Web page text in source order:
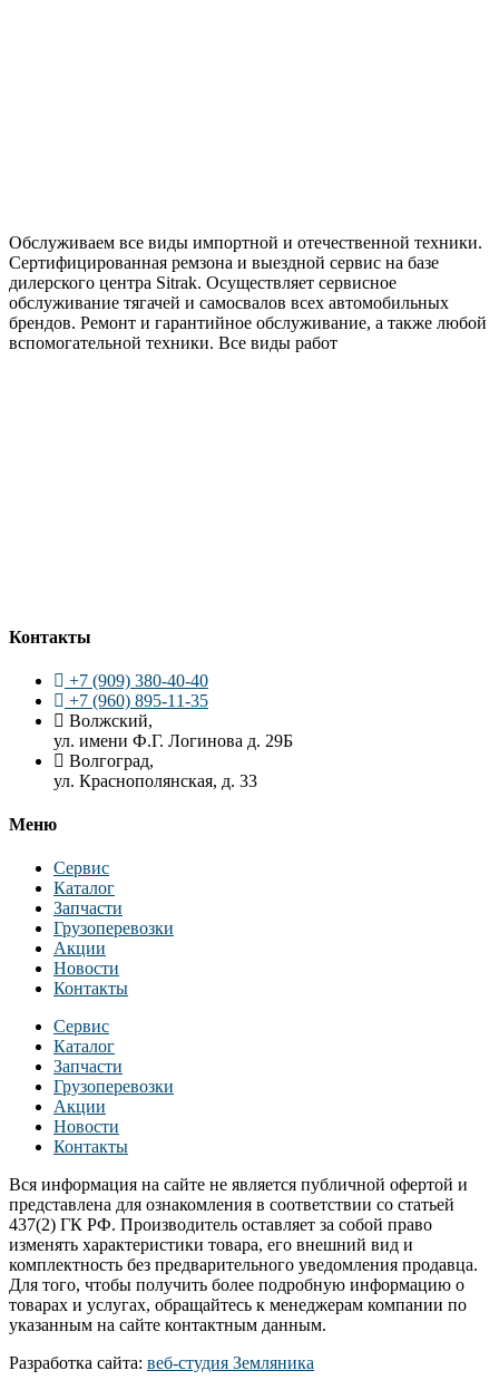
Обслуживаем все виды импортной и отечественной техники.
Сертифицированная ремзона и выездной сервис на базе
дилерского центра Sitrak. Осуществляет сервисное
обслуживание тягачей и самосвалов всех автомобильных
брендов. Ремонт и гарантийное обслуживание, а также любой
вспомогательной техники. Все виды работ
Контакты
+7 (909) 380-40-40
+7 (960) 895-11-35
Волжский,
ул. имени Ф.Г. Логинова д. 29Б
Волгоград,
ул. Краснополянская, д. 33
Меню
Сервис
Каталог
Запчасти
Грузоперевозки
Акции
Новости
Контакты
Сервис
Каталог
Запчасти
Грузоперевозки
Акции
Новости
Контакты
Вся информация на сайте не является публичной офертой и
представлена для ознакомления в соответствии со статьей
437(2) ГК РФ. Производитель оставляет за собой право
изменять характеристики товара, его внешний вид и
комплектность без предварительного уведомления продавца.
Для того, чтобы получить более подробную информацию о
товарах и услугах, обращайтесь к менеджерам компании по
указанным на сайте контактным данным.
Разработка сайта: веб-студия Земляника